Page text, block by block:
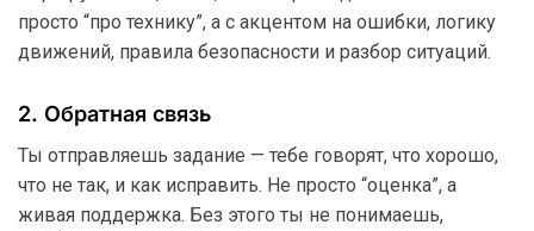
просто “про технику”, а с акцентом на ошибки, логику
движений, правила безопасности и разбор ситуаций.
2. Обратная связь
Ты отправляешь задание — тебе говорят, что хорошо,
что не так, и как исправить. Не просто “оценка”, а
живая поддержка. Без этого ты не понимаешь,